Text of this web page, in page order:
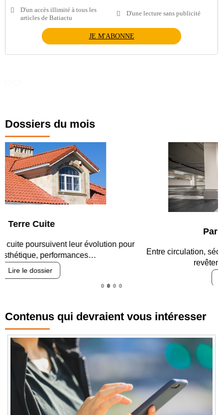
D'un accès illimité à tous les
articles de Batiactu
D'une lecture sans publicité
JE M'ABONNE
Dossiers du mois
Entre circulation, sécurisation des accès, durabilité des
Contenus qui devraient vous intéresser